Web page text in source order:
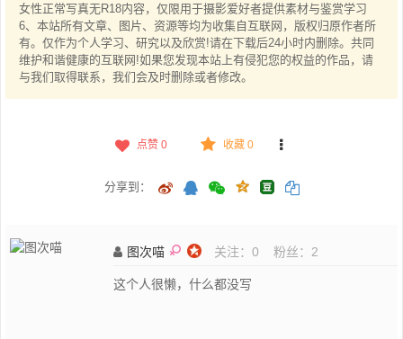
女性正常写真无R18内容，仅限用于摄影爱好者提供素材与鉴赏学习
6、本站所有文章、图片、资源等均为收集自互联网，版权归原作者所
有。仅作为个人学习、研究以及欣赏!请在下载后24小时内删除。共同
维护和谐健康的互联网!如果您发现本站上有侵犯您的权益的作品，请
与我们取得联系，我们会及时删除或者修改。
点赞 0 收藏 0
分享到：
图次喵 关注： 0 粉丝： 2
这个人很懒，什么都没写